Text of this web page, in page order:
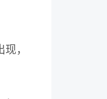
，